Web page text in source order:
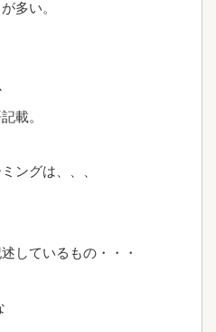
多い。
載。
ングは、、、
しているもの・・・